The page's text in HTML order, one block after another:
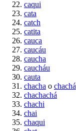
caqui
cata
catch
catita
cauca
caucáu
caucha
caucháu
cauta
chacha o chachá
chachachá
chachi
chai
chaqui